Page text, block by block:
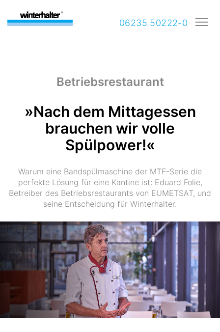
06235 50222-0
Betriebsrestaurant
»Nach dem Mittagessen
brauchen wir volle
Spülpower!«
Warum eine Bandspülmaschine der MTF-Serie die
perfekte Lösung für eine Kantine ist: Eduard Folie,
Betreiber des Betriebsrestaurants von EUMETSAT, und
seine Entscheidung für Winterhalter.